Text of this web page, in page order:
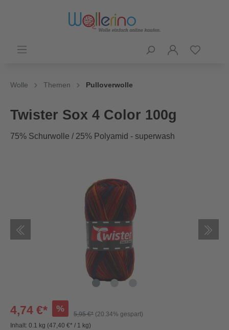
Wolle Themen Pulloverwolle
Twister Sox 4 Color 100g
75% Schurwolle / 25% Polyamid - superwash
4,74 €* %
5,95 €* (20.34% gespart)
Inhalt: 0.1 kg (47,40 €* / 1 kg)